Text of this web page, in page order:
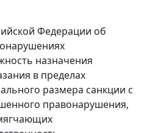
Федерации об
назначения
в пределах
размера санкции с
правонарушения,